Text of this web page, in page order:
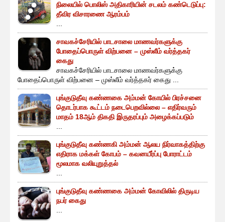
நிலையில் பொலிஸ் அதிகாரியின் சடலம் கண்டெடுப்பு:
தீவிர விசாரணை ஆரம்பம்
சாவகச்சேரியில் பாடசாலை மாணவர்களுக்கு
போதைப்பொருள் விற்பனை – முஸ்லீம் வர்த்தகர்
கைது
சாவகச்சேரியில் பாடசாலை மாணவர்களுக்கு
போதைப்பொருள் விற்பனை – முஸ்லீம் வர்த்தகர் கைது ...
புங்குடுதீவு கண்ணகை அம்மன் கோயில் பிரச்சனை
தொடர்பாக கூட்டம் நடைபெறவில்லை – எதிர்வரும்
மாதம் 18ஆம் திகதி இருதரப்பும் அழைக்கப்படும்
புங்குடுதீவு கண்ணகி அம்மன் ஆலய நிர்வாகத்திற்கு
எதிராக மக்கள் கோபம் – கவனயீர்ப்பு போராட்டம்
மூலமாக வலியுறுத்தல்
புங்குடுதீவு கண்ணகை அம்மன் கோவிலில் திருடிய
நபர் கைது